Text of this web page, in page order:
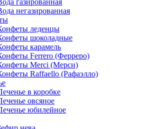
газированная
негазированная
леденцы
шоколадные
карамель
Ferrero (Ферреро)
Merci (Мерси)
Raffaello (Рафаэлло)
в коробке
овсяное
юбилейное